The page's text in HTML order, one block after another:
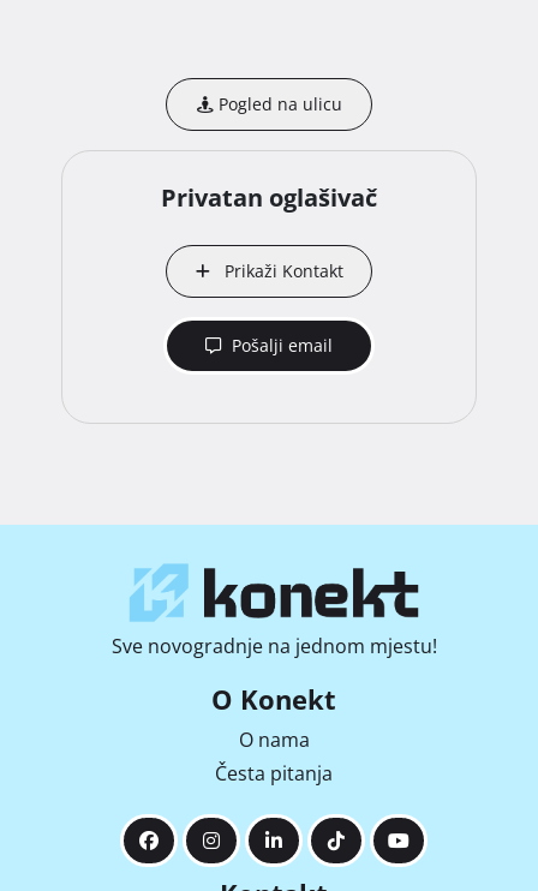
Pogled na ulicu
Privatan oglašivač
Prikaži Kontakt
Pošalji email
Sve novogradnje na jednom mjestu!
O Konekt
O nama
Česta pitanja